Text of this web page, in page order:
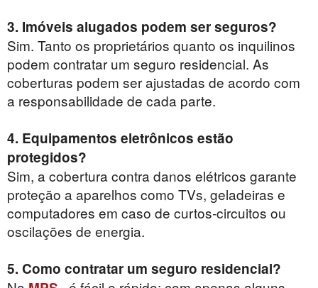
3. Imóveis alugados podem ser seguros?
Sim. Tanto os proprietários quanto os inquilinos
podem contratar um seguro residencial. As
coberturas podem ser ajustadas de acordo com
a responsabilidade de cada parte.
4. Equipamentos eletrônicos estão
protegidos?
Sim, a cobertura contra danos elétricos garante
proteção a aparelhos como TVs, geladeiras e
computadores em caso de curtos-circuitos ou
oscilações de energia.
5. Como contratar um seguro residencial?